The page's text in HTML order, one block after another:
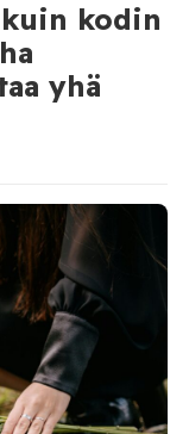
kodin
yhä